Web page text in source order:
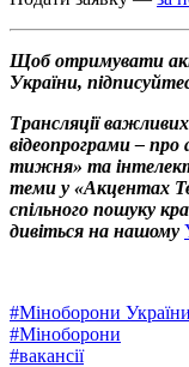
Щоб отримувати
України,
Трансляції
відеопрограми – про
тижня» та
теми у «Акцентах
спільного пошуку
дивіться на нашому
#Міноборони України
#Міноборони
#вакансії